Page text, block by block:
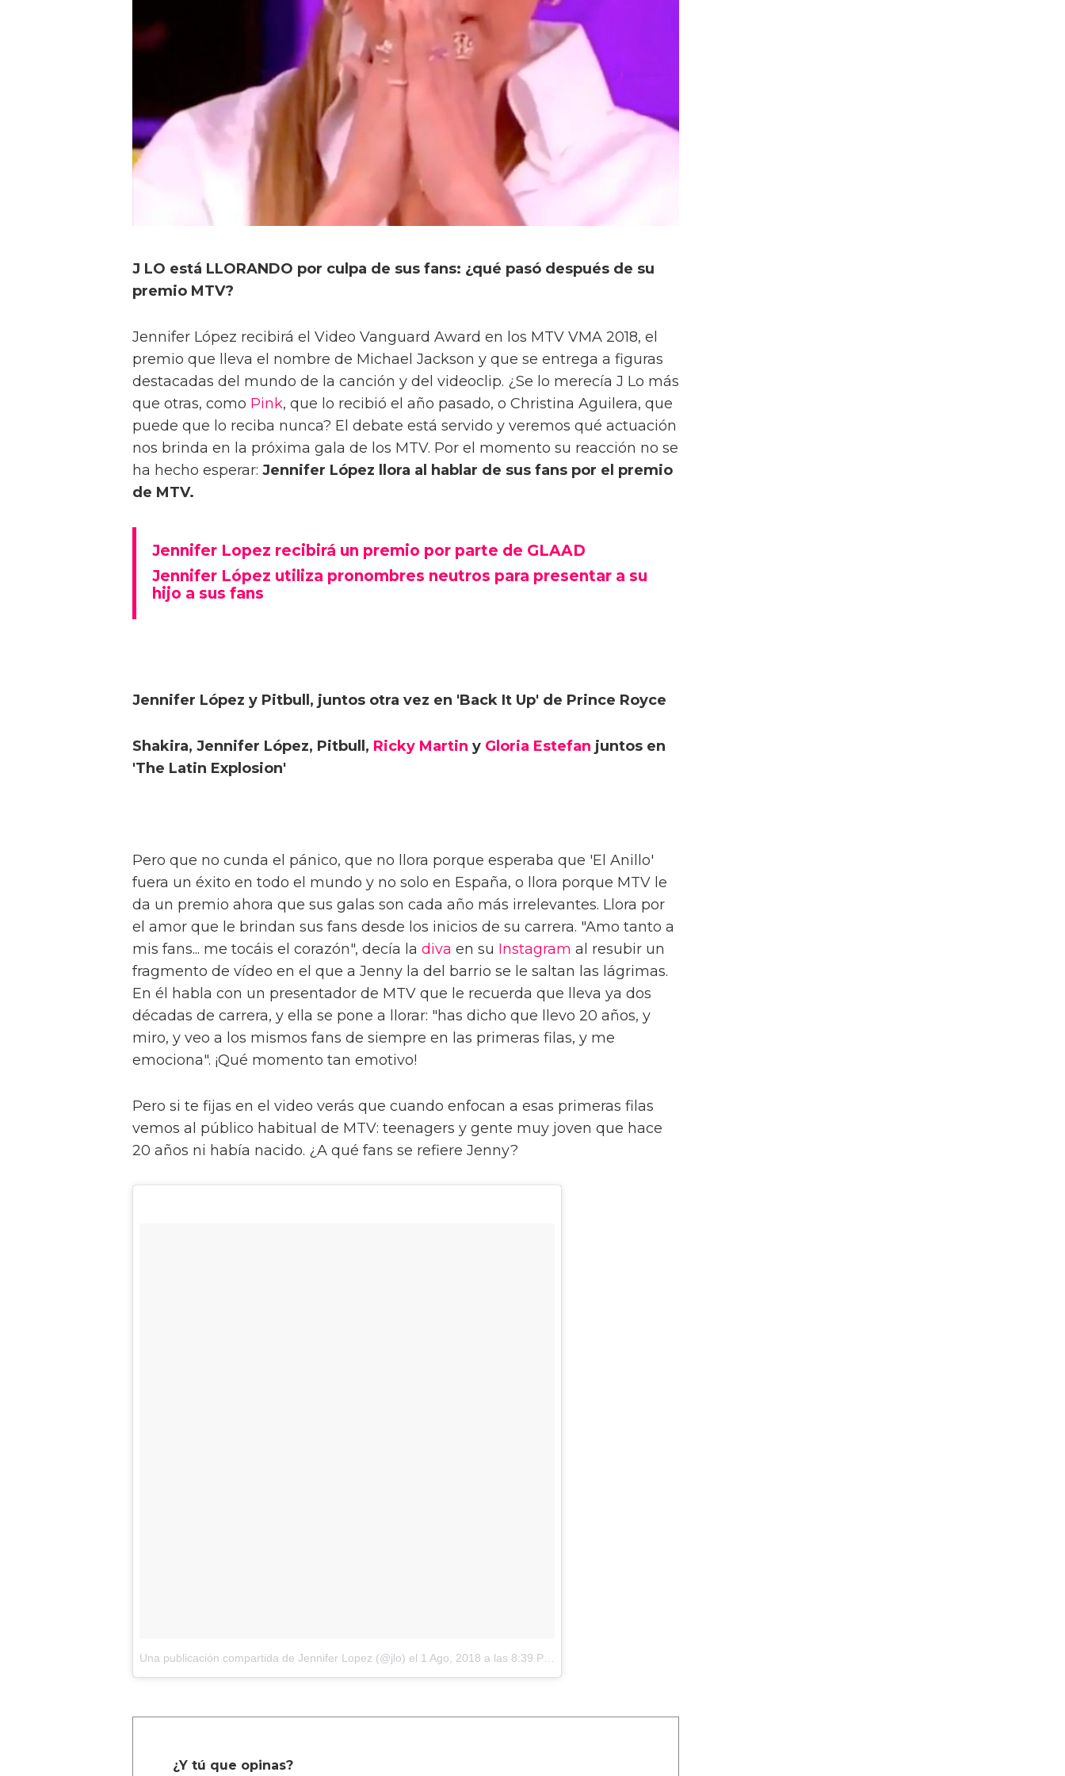
J LO está LLORANDO por culpa de sus fans: ¿qué pasó después de su
premio MTV?
Jennifer López recibirá el Video Vanguard Award en los MTV VMA 2018, el
premio que lleva el nombre de Michael Jackson y que se entrega a figuras
destacadas del mundo de la canción y del videoclip. ¿Se lo merecía J Lo más
que otras, como Pink, que lo recibió el año pasado, o Christina Aguilera, que
puede que lo reciba nunca? El debate está servido y veremos qué actuación
nos brinda en la próxima gala de los MTV. Por el momento su reacción no se
ha hecho esperar: Jennifer López llora al hablar de sus fans por el premio
de MTV.
Jennifer Lopez recibirá un premio por parte de GLAAD
Jennifer López utiliza pronombres neutros para presentar a su
hijo a sus fans
Jennifer López y Pitbull, juntos otra vez en 'Back It Up' de Prince Royce
Shakira, Jennifer López, Pitbull, Ricky Martin y Gloria Estefan juntos en
'The Latin Explosion'
Pero que no cunda el pánico, que no llora porque esperaba que 'El Anillo'
fuera un éxito en todo el mundo y no solo en España, o llora porque MTV le
da un premio ahora que sus galas son cada año más irrelevantes. Llora por
el amor que le brindan sus fans desde los inicios de su carrera. "Amo tanto a
mis fans... me tocáis el corazón", decía la diva en su Instagram al resubir un
fragmento de vídeo en el que a Jenny la del barrio se le saltan las lágrimas.
En él habla con un presentador de MTV que le recuerda que lleva ya dos
décadas de carrera, y ella se pone a llorar: "has dicho que llevo 20 años, y
miro, y veo a los mismos fans de siempre en las primeras filas, y me
emociona". ¡Qué momento tan emotivo!
Pero si te fijas en el video verás que cuando enfocan a esas primeras filas
vemos al público habitual de MTV: teenagers y gente muy joven que hace
20 años ni había nacido. ¿A qué fans se refiere Jenny?
Una publicación compartida de Jennifer Lopez (@jlo) el 1 Ago, 2018 a las 8:39 PDT
¿Y tú que opinas?